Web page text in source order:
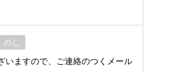
のし
いますので、ご連絡のつくメール